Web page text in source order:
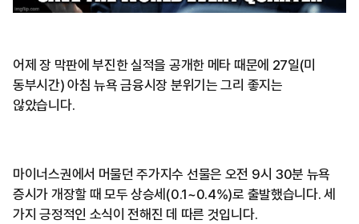
어제 장 막판에 부진한 실적을 공개한 메타 때문에 27일(미
동부시간) 아침 뉴욕 금융시장 분위기는 그리 좋지는
않았습니다.
마이너스권에서 머물던 주가지수 선물은 오전 9시 30분 뉴욕
증시가 개장할 때 모두 상승세(0.1~0.4%)로 출발했습니다. 세
가지 긍정적인 소식이 전해진 데 따른 것입니다.